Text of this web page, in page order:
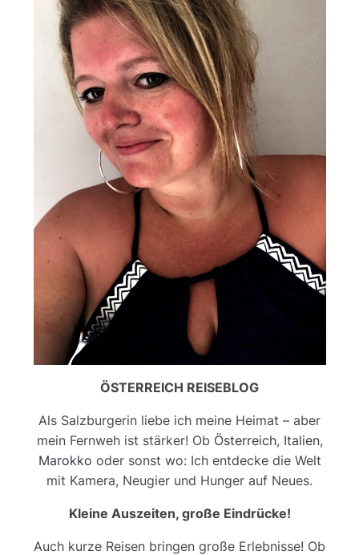
ÖSTERREICH REISEBLOG
Als Salzburgerin liebe ich meine Heimat – aber
mein Fernweh ist stärker! Ob Österreich, Italien,
Marokko oder sonst wo: Ich entdecke die Welt
mit Kamera, Neugier und Hunger auf Neues.
Kleine Auszeiten, große Eindrücke!
Auch kurze Reisen bringen große Erlebnisse! Ob